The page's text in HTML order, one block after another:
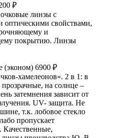
₽
линзы с
свойствами,
и
покрытию. Линзы
(эконом) 6900 ₽
хамелеонов». 2 в 1: в
на солнце –
затемнения зависит от
UV- защита. Не
т.к. лобовое стекло
пропускает
Качественные,